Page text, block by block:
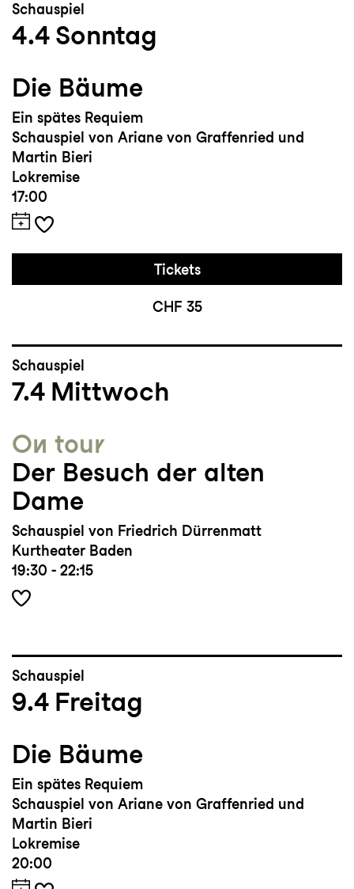
Schauspiel
4.4 Sonntag
Die Bäume
Ein spätes Requiem
Schauspiel von Ariane von Graffenried und
Martin Bieri
Lokremise
17:00
Tickets
CHF 35
Schauspiel
7.4 Mittwoch
On tour
Der Besuch der alten
Dame
Schauspiel von Friedrich Dürrenmatt
Kurtheater Baden
19:30 - 22:15
Schauspiel
9.4 Freitag
Die Bäume
Ein spätes Requiem
Schauspiel von Ariane von Graffenried und
Martin Bieri
Lokremise
20:00